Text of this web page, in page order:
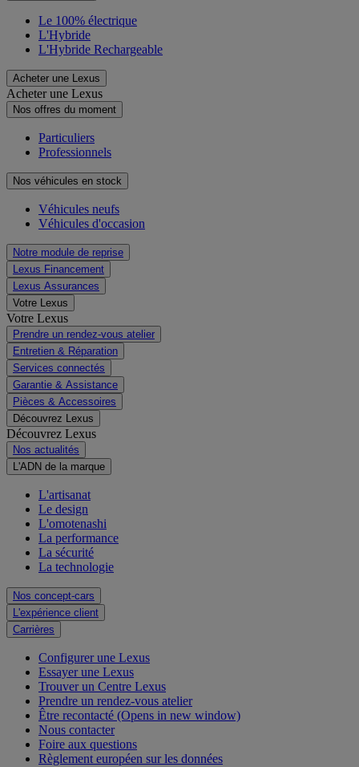
Le 100% électrique
L'Hybride
L'Hybride Rechargeable
Acheter une Lexus
Acheter une Lexus
Nos offres du moment
Particuliers
Professionnels
Nos véhicules en stock
Véhicules neufs
Véhicules d'occasion
Notre module de reprise
Lexus Financement
Lexus Assurances
Votre Lexus
Votre Lexus
Prendre un rendez-vous atelier
Entretien & Réparation
Services connectés
Garantie & Assistance
Pièces & Accessoires
Découvrez Lexus
Découvrez Lexus
Nos actualités
L'ADN de la marque
L'artisanat
Le design
L'omotenashi
La performance
La sécurité
La technologie
Nos concept-cars
L'expérience client
Carrières
Configurer une Lexus
Essayer une Lexus
Trouver un Centre Lexus
Prendre un rendez-vous atelier
Être recontacté (Opens in new window)
Nous contacter
Foire aux questions
Règlement européen sur les données